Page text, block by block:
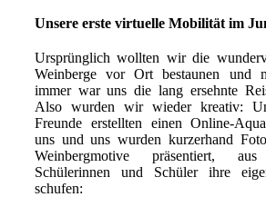
Unsere erste virtuelle Mobilität im
Ursprünglich wollten wir die
Weinberge vor Ort bestaunen und
immer war uns die lang ersehnte
Also wurden wir wieder kreativ:
Freunde erstellten einen Online-
uns und uns wurden kurzerhand
Weinbergmotive präsentiert,
Schülerinnen und Schüler ihre
schufen: